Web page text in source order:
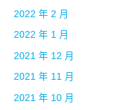
2022 年 2 月
2022 年 1 月
2021 年 12 月
2021 年 11 月
2021 年 10 月